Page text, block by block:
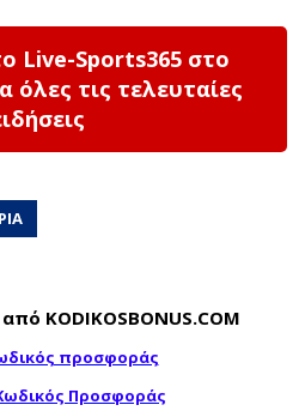
Live-Sports365 στο
όλες τις τελευταίες
KODIKOSBONUS.COM
προσφοράς
Προσφοράς